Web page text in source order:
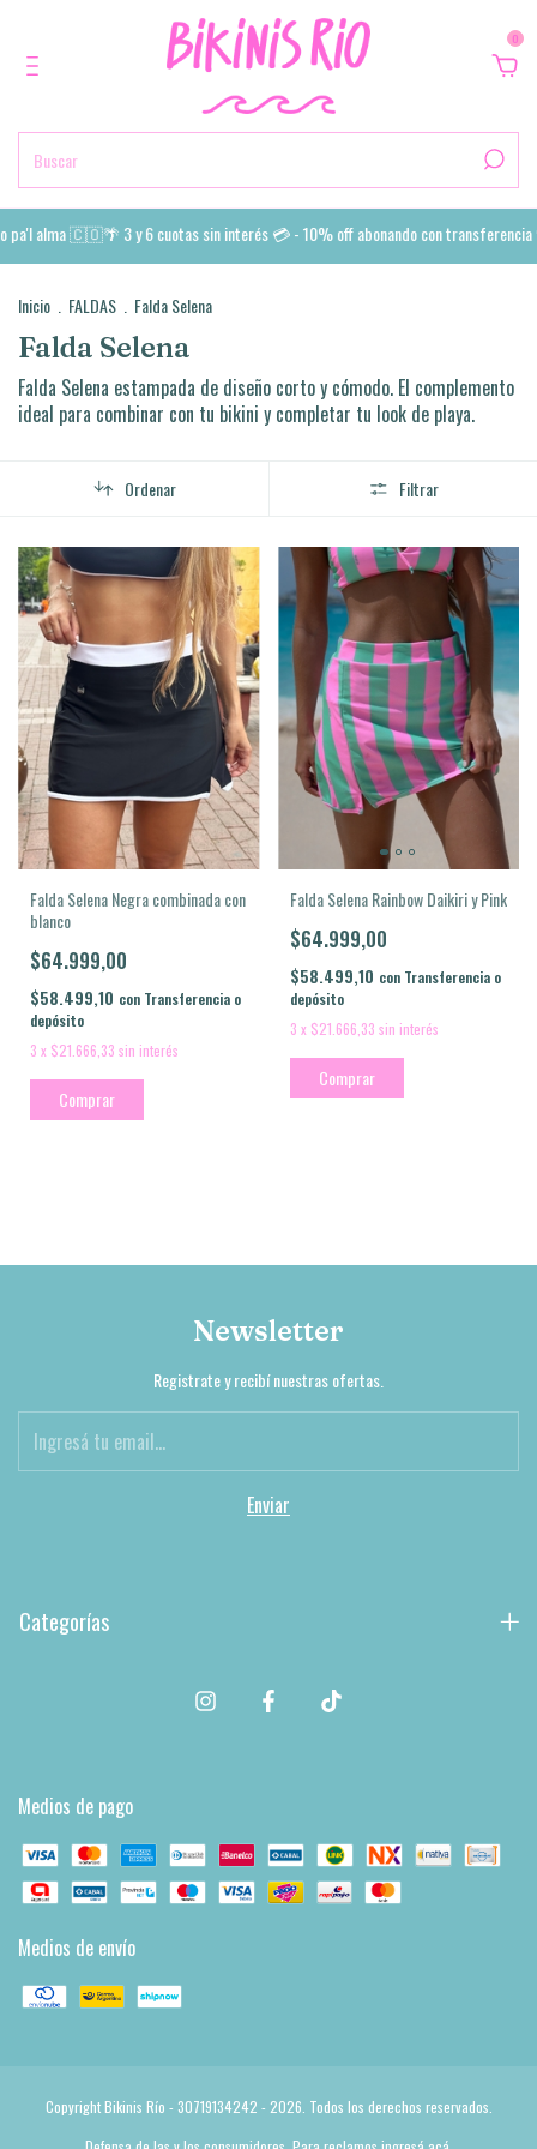
0
pa'l alma 🇨🇴🌴 3 y 6 cuotas sin interés 💳 - 10% off abonando con
Inicio FALDAS Falda Selena
Falda Selena
Falda Selena estampada de diseño corto y cómodo. El complemento
ideal para combinar con tu bikini y completar tu look de playa.
Ordenar Filtrar
Falda Selena Negra combinada con
blanco
$64.999,00
$58.499,10 con Transferencia o
depósito
3 x $21.666,33 sin interés
Comprar
Falda Selena Rainbow Daikiri y Pink
$64.999,00
$58.499,10 con Transferencia o
depósito
3 x $21.666,33 sin interés
Comprar
Newsletter
Registrate y recibí nuestras ofertas.
Categorías
Medios de pago
Medios de envío
Copyright Bikinis Río - 30719134242 - 2026. Todos los derechos reservados.